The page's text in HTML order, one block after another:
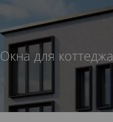
Окна для коттеджа